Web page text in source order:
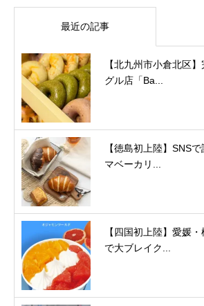
最近の記事
【北九州市小倉北区
グル店「Ba...
【徳島初上陸】SNS
マベーカリ...
【四国初上陸】愛媛
で大ブレイク...